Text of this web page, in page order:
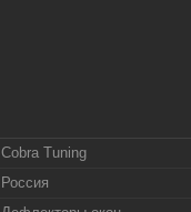
Cobra Tuning
Россия